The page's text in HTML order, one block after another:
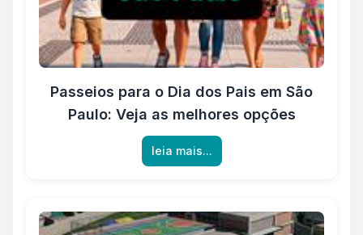
Passeios para o Dia dos Pais em São
Paulo: Veja as melhores opções
leia mais...